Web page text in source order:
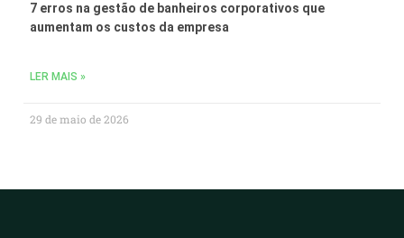
7 erros na gestão de banheiros corporativos que
aumentam os custos da empresa
LER MAIS »
29 de maio de 2026